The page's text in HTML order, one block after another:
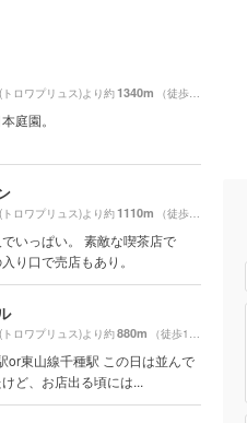
ロワプリュス)より約1340m （徒歩23分）
庭園。
ロワプリュス)より約1110m （徒歩19分）
いっぱい。 素敵な喫茶店で
り口で売店もあり。
ロワプリュス)より約880m （徒歩15分）
or東山線千種駅 この日は並んで
ど、お店出る頃には...